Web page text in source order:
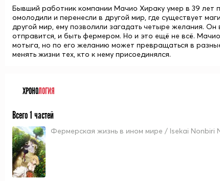
Бывший работник компании Мачио Хираку умер в 39 лет
омолодили и перенесли в другой мир, где существует
другой мир, ему позволили загадать четыре желания.
отправится, и быть фермером. Но и это ещё не всё.
мотыга, но по его желанию может превращаться в
менять жизни тех, кто к нему присоединялся.
ХРОНОЛОГИЯ
Всего 1 частей
Фермерская жизнь в ином мире / Isekai Nonbiri